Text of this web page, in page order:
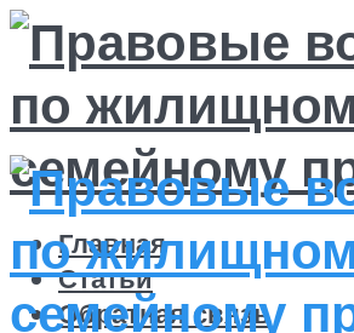
Главная
Статьи
Обратная связь